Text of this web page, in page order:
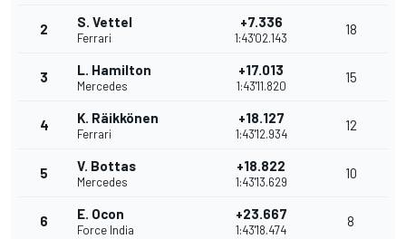
2 S. Vettel
Ferrari
+7.336
1:43'02.143
18
3 L. Hamilton
Mercedes
+17.013
1:43'11.820
15
4 K. Räikkönen
Ferrari
+18.127
1:43'12.934
12
5 V. Bottas
Mercedes
+18.822
1:43'13.629
10
6 E. Ocon
Force India
+23.667
1:43'18.474
8